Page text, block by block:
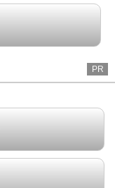
PR